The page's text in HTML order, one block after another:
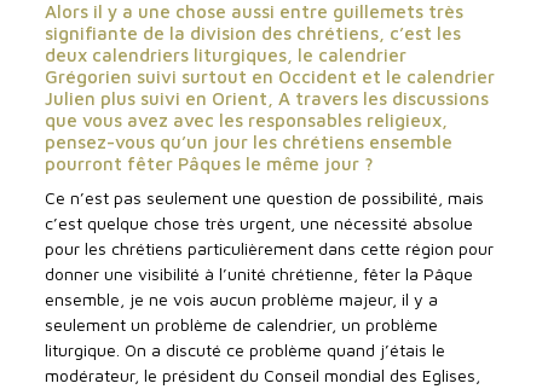
Alors il y a une chose aussi entre guillemets très
signifiante de la division des chrétiens, c’est les
deux calendriers liturgiques, le calendrier
Grégorien suivi surtout en Occident et le calendrier
Julien plus suivi en Orient, A travers les discussions
que vous avez avec les responsables religieux,
pensez-vous qu’un jour les chrétiens ensemble
pourront fêter Pâques le même jour ?
Ce n’est pas seulement une question de possibilité, mais
c’est quelque chose très urgent, une nécessité absolue
pour les chrétiens particulièrement dans cette région pour
donner une visibilité à l’unité chrétienne, fêter la Pâque
ensemble, je ne vois aucun problème majeur, il y a
seulement un problème de calendrier, un problème
liturgique. On a discuté ce problème quand j’étais le
modérateur, le président du Conseil mondial des Eglises,